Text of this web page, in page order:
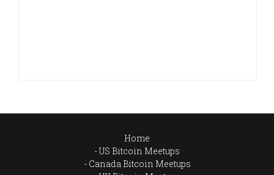
Home
US Bitcoin Meetups
Canada Bitcoin Meetups